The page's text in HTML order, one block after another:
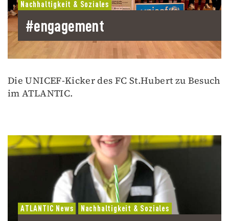
Nachhaltigkeit & Soziales
#engagement
Die UNICEF-Kicker des FC St.Hubert zu Besuch
im ATLANTIC.
ATLANTIC News Nachhaltigkeit & Soziales